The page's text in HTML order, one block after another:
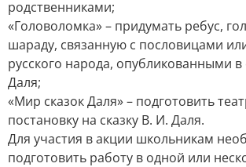
родственниками;
«Головоломка» – придумать ребус,
шараду, связанную с пословицами
русского народа, опубликованными в
Даля;
«Мир сказок Даля» – подготовить
постановку на сказку В. И. Даля.
Для участия в акции школьникам
подготовить работу в одной или